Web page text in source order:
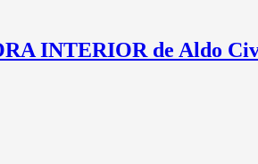
INTERIOR de Aldo